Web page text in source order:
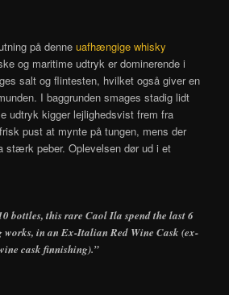
på denneuafhængige whisky
og maritime udtryk er dominerende i
salt og flintesten, hvilket også giver en
I baggrunden smages stadig lidt
udtryk kigger lejlighedsvist frem fra
pust at mynte på tungen, mens der
stærk peber. Oplevelsen dør ud i et
bottles, this rare Caol Ila spend the last 6
works, in an Ex-Italian Red Wine Cask (ex-
cask finnishing).”